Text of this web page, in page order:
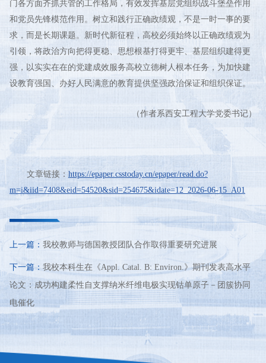
门各方面齐抓共管的工作格局，有效发挥基层党组织战斗堡垒作用
和党员先锋模范作用。树立和践行正确政绩观，不是一时一事的要
求，而是长期课题。新时代新征程，高校必须始终以正确政绩观为
引领，将政治方向把得更稳、思想根基打得更牢、基层组织建得更
强，以实实在在的党建成效服务高校立德树人根本任务，为加快建
设教育强国、办好人民满意的教育提供坚强政治保证和组织保证。
（作者系西安工程大学党委书记）
文章链接： https://epaper.csstoday.cn/epaper/read.do?
m=i&iid=7408&eid=54520&sid=254675&idate=12_2026-06-15_A01
上一篇： 我校教师与德国教授团队合作取得重要研究进展
下一篇： 我校本科生在《Appl. Catal. B: Environ.》期刊发表高水平
论文：成功构建柔性自支撑纳米纤维电极实现钴单原子－团簇协同
电催化